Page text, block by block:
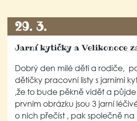
29. 3.
Jarní kytičky a Velikonoce
Dobrý den milé děti a rodiče,
dětičky pracovní listy s jarními
,že to bude pěkně vidět a
prvním obrázku jsou 3 jarní
o nich přečíst , pak společně